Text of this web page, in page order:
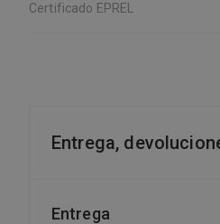
Certificado EPREL
Entrega,
Entrega